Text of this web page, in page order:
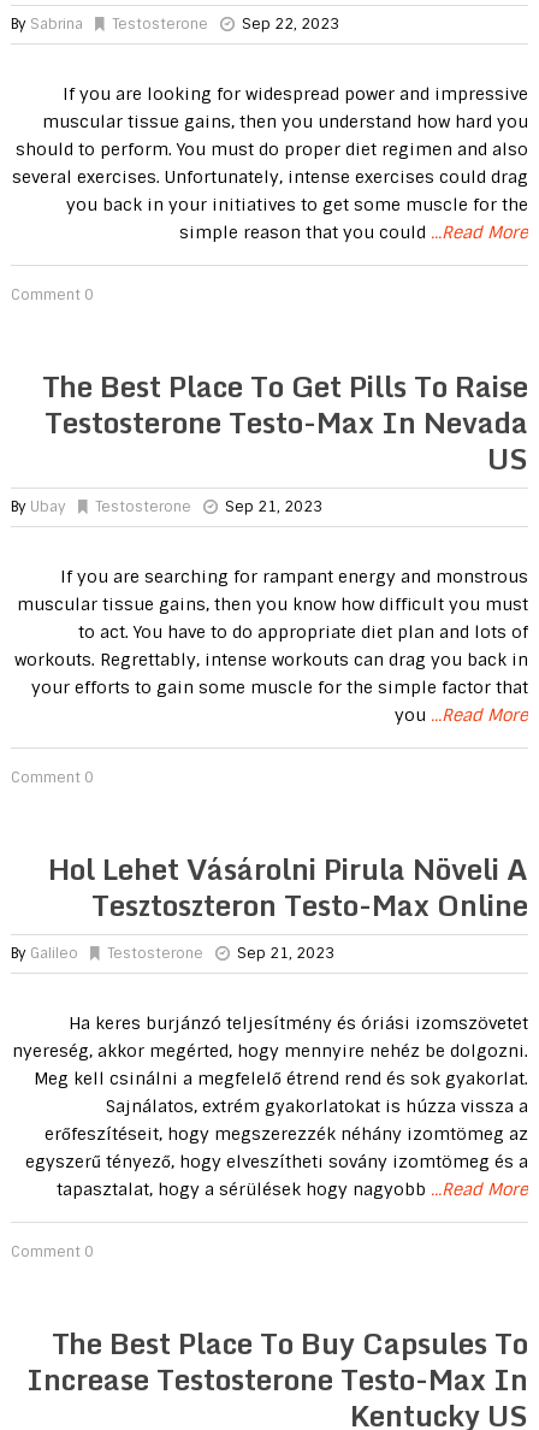
By Sabrina Testosterone Sep 22, 2023
If you are looking for widespread power and impressive
muscular tissue gains, then you understand how hard you
should to perform. You must do proper diet regimen and also
several exercises. Unfortunately, intense exercises could drag
you back in your initiatives to get some muscle for the
simple reason that you could ...Read More
0 Comment
The Best Place To Get Pills To Raise
Testosterone Testo-Max In Nevada
US
By Ubay Testosterone Sep 21, 2023
If you are searching for rampant energy and monstrous
muscular tissue gains, then you know how difficult you must
to act. You have to do appropriate diet plan and lots of
workouts. Regrettably, intense workouts can drag you back in
your efforts to gain some muscle for the simple factor that
you ...Read More
0 Comment
Hol Lehet Vásárolni Pirula Növeli A
Tesztoszteron Testo-Max Online
By Galileo Testosterone Sep 21, 2023
Ha keres burjánzó teljesítmény és óriási izomszövetet
nyereség, akkor megérted, hogy mennyire nehéz be dolgozni.
Meg kell csinálni a megfelelő étrend rend és sok gyakorlat.
Sajnálatos, extrém gyakorlatokat is húzza vissza a
erőfeszítéseit, hogy megszerezzék néhány izomtömeg az
egyszerű tényező, hogy elveszítheti sovány izomtömeg és a
tapasztalat, hogy a sérülések hogy nagyobb ...Read More
0 Comment
The Best Place To Buy Capsules To
Increase Testosterone Testo-Max In
Kentucky US